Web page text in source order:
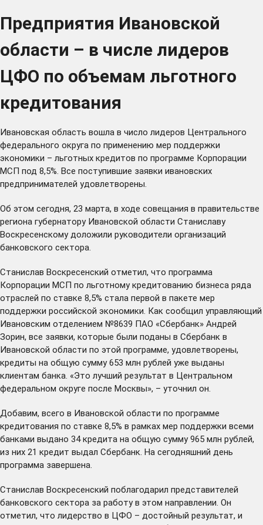
Предприятия Ивановской
области – в числе лидеров
ЦФО по объемам льготного
кредитования
Ивановская область вошла в число лидеров Центрального
федерального округа по применению мер поддержки
экономики – льготных кредитов по программе Корпорации
МСП под 8,5%. Все поступившие заявки ивановских
предпринимателей удовлетворены.
Об этом сегодня, 23 марта, в ходе совещания в правительстве
региона губернатору Ивановской области Станиславу
Воскресенскому доложили руководители организаций
банковского сектора.
Станислав Воскресенский отметил, что программа
Корпорации МСП по льготному кредитованию бизнеса ряда
отраслей по ставке 8,5% стала первой в пакете мер
поддержки российской экономики. Как сообщил управляющий
Ивановским отделением №8639 ПАО «Сбербанк» Андрей
Зорин, все заявки, которые были поданы в Сбербанк в
Ивановской области по этой программе, удовлетворены,
кредиты на общую сумму 653 млн рублей уже выданы
клиентам банка. «Это лучший результат в Центральном
федеральном округе после Москвы», – уточнил он.
Добавим, всего в Ивановской области по программе
кредитования по ставке 8,5% в рамках мер поддержки всеми
банками выдано 34 кредита на общую сумму 965 млн рублей,
из них 21 кредит выдал Сбербанк. На сегодняшний день
программа завершена.
Станислав Воскресенский поблагодарил представителей
банковского сектора за работу в этом направлении. Он
отметил, что лидерство в ЦФО – достойный результат, и